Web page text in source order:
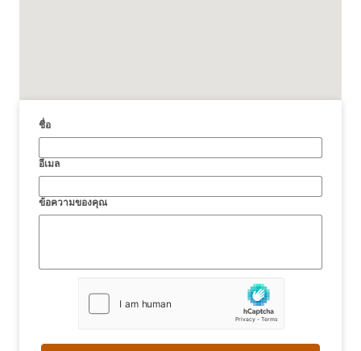
ชื่อ
อีเมล
ข้อความของคุณ